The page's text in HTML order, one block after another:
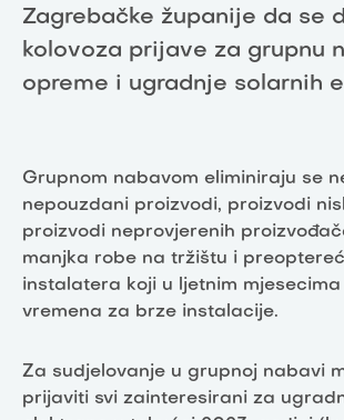
Zagrebačke županije da se
kolovoza prijave za grupnu
opreme i ugradnje solarnih
Grupnom nabavom eliminiraju se
nepouzdani proizvodi, proizvodi
proizvodi neprovjerenih
manjka robe na tržištu i
instalatera koji u ljetnim mjesecima
vremena za brze instalacije.
Za sudjelovanje u grupnoj nabavi
prijaviti svi zainteresirani za